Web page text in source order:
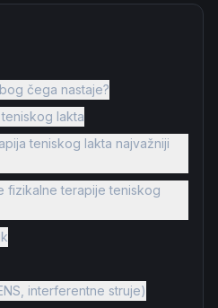
čega nastaje?
lakta
teniskog lakta najvažniji
fizikalne terapije teniskog
interferentne struje)